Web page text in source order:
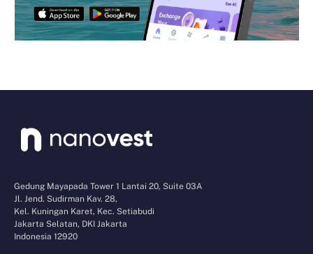
Gedung Mayapada Tower 1 Lantai 20, Suite 03A
Jl. Jend. Sudirman Kav. 28,
Kel. Kuningan Karet, Kec. Setiabudi
Jakarta Selatan, DKI Jakarta
Indonesia 12920